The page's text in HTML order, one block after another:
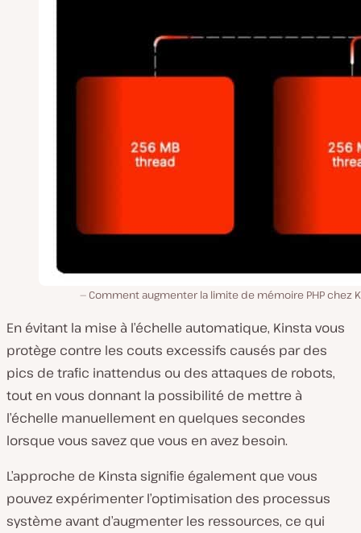
Comment augmenter la limite de mémoire PHP chez
En évitant la mise à l’échelle automatique, Kinsta vous
protège contre les couts excessifs causés par des
pics de trafic inattendus ou des attaques de robots,
tout en vous donnant la possibilité de mettre à
l’échelle manuellement en quelques secondes
lorsque vous savez que vous en avez besoin.
L’approche de Kinsta signifie également que vous
pouvez expérimenter l’optimisation des processus
système avant d’augmenter les ressources, ce qui